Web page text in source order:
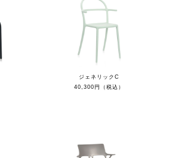
ジェネリックC
40,300円（税込）